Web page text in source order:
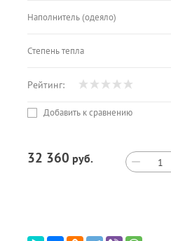
Наполнитель (одеяло)
Степень тепла
Рейтинг:
Добавить к сравнению
32 360 руб. −